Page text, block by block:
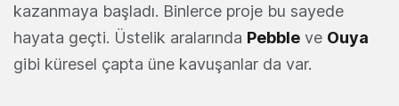
kazanmaya başladı. Binlerce proje bu sayede
hayata geçti. Üstelik aralarında Pebble ve Ouya
gibi küresel çapta üne kavuşanlar da var.